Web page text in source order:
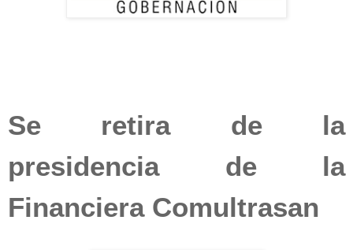
Se retira de la
presidencia de la
Financiera Comultrasan